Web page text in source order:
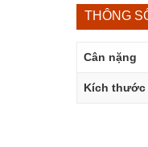
THÔNG
Cân nặng
Kích thước